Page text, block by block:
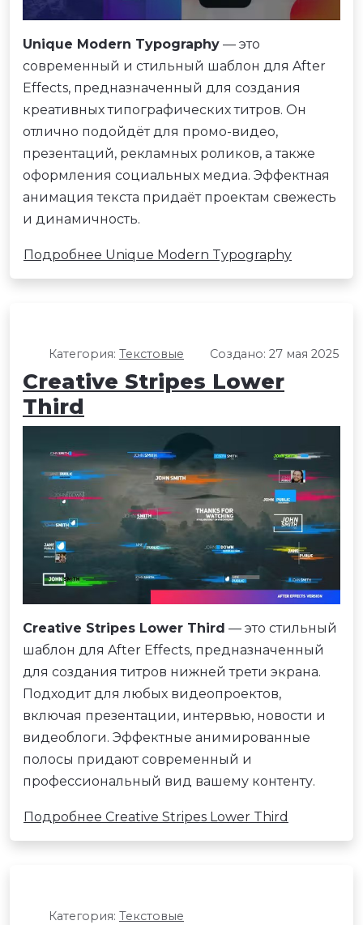
Unique Modern Typography — это
современный и стильный шаблон для After
Effects, предназначенный для создания
креативных типографических титров. Он
отлично подойдёт для промо-видео,
презентаций, рекламных роликов, а также
оформления социальных медиа. Эффектная
анимация текста придаёт проектам свежесть
и динамичность.
Подробнее Unique Modern Typography
Категория: Текстовые Создано: 27 мая 2025
Creative Stripes Lower
Third
Creative Stripes Lower Third — это стильный
шаблон для After Effects, предназначенный
для создания титров нижней трети экрана.
Подходит для любых видеопроектов,
включая презентации, интервью, новости и
видеоблоги. Эффектные анимированные
полосы придают современный и
профессиональный вид вашему контенту.
Подробнее Creative Stripes Lower Third
Категория: Текстовые